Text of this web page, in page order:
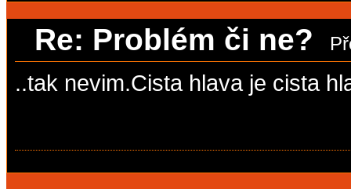
Re: Problém či ne?
..tak nevim.Cista hlava je cista